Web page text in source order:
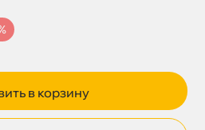
в корзину